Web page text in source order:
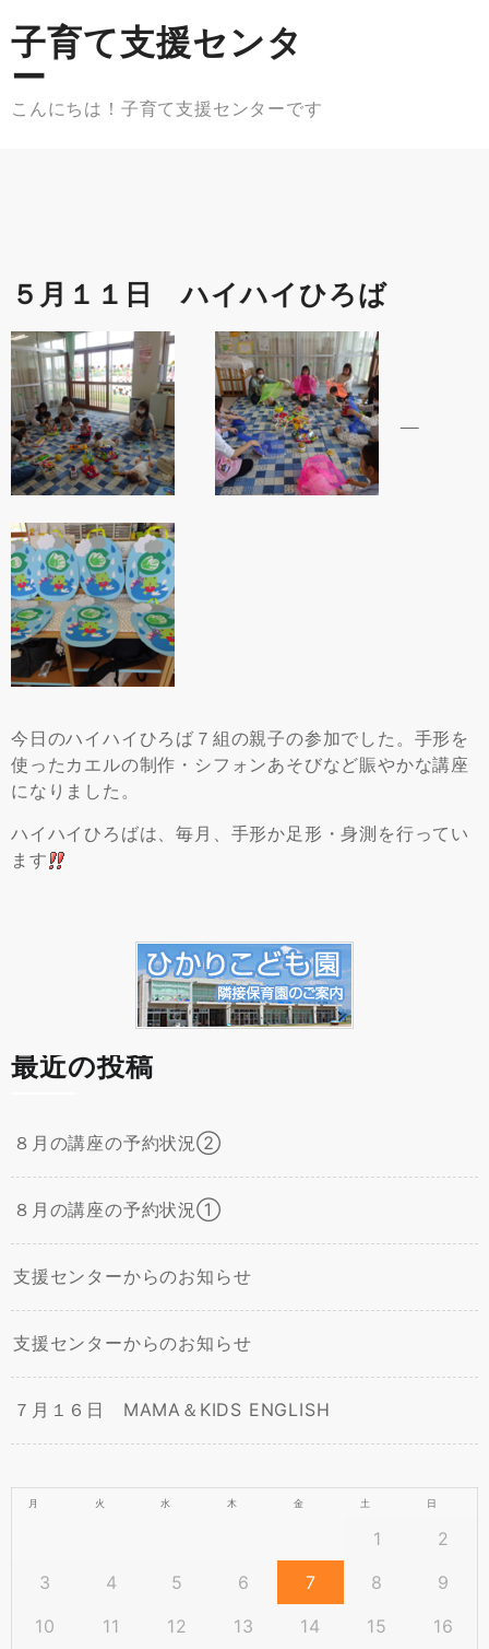
to
content
子育て支援センタ
ー
こんにちは！子育て支援センターです
５月１１日 ハイハイひろば
今日のハイハイひろば７組の親子の参加でした。手形を
使ったカエルの制作・シフォンあそびなど賑やかな講座
になりました。
ハイハイひろばは、毎月、手形か足形・身測を行ってい
ます
最近の投稿
８月の講座の予約状況②
８月の講座の予約状況①
支援センターからのお知らせ
支援センターからのお知らせ
７月１６日 MAMA＆KIDS ENGLISH
月 火 水 木 金 土 日
1
2
3
4 5 6 7 8
9
10
11 12 13 14 15
16